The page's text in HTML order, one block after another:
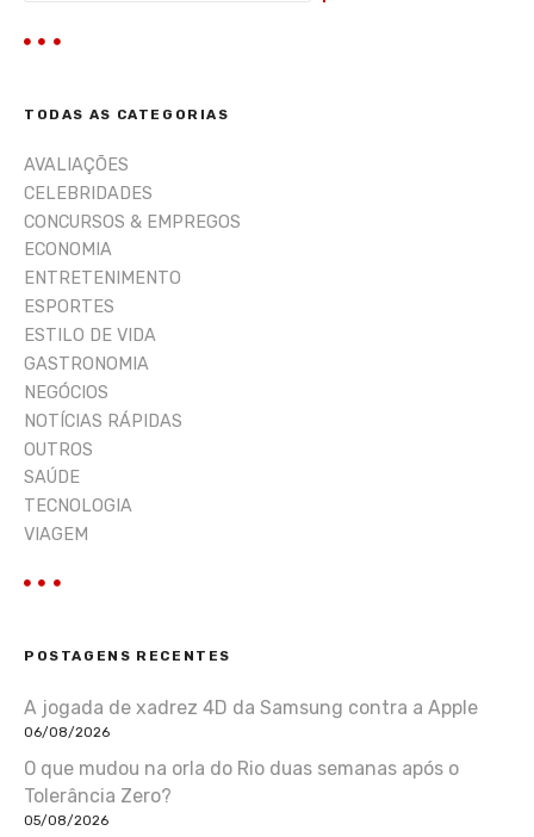
n
q
s
r
TODAS AS CATEGORIAS
AVALIAÇÕES
CELEBRIDADES
CONCURSOS & EMPREGOS
ECONOMIA
ENTRETENIMENTO
ESPORTES
ESTILO DE VIDA
GASTRONOMIA
NEGÓCIOS
NOTÍCIAS RÁPIDAS
OUTROS
SAÚDE
TECNOLOGIA
VIAGEM
POSTAGENS RECENTES
A jogada de xadrez 4D da Samsung contra a Apple
06/08/2026
O que mudou na orla do Rio duas semanas após o
Tolerância Zero?
05/08/2026